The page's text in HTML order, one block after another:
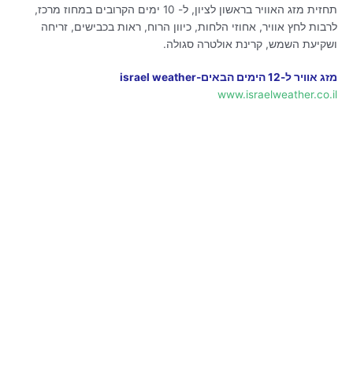
תחזית מזג האוויר בראשון לציון, ל- 10 ימים הקרובים במחוז מרכז,
לרבות לחץ אוויר, אחוזי הלחות, כיוון הרוח, ראות בכבישים, זריחה
ושקיעת השמש, קרינת אולטרה סגולה.
מזג אוויר ל-12 הימים הבאים-israel weather
www.israelweather.co.il